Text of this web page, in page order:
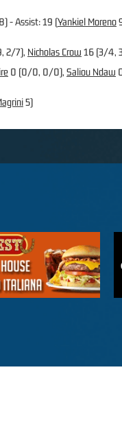
8) - Assist: 19 (Yankiel Moreno
2/7), Nicholas Crow 16 (3/4,
0 (0/0, 0/0), Saliou Ndaw
5)